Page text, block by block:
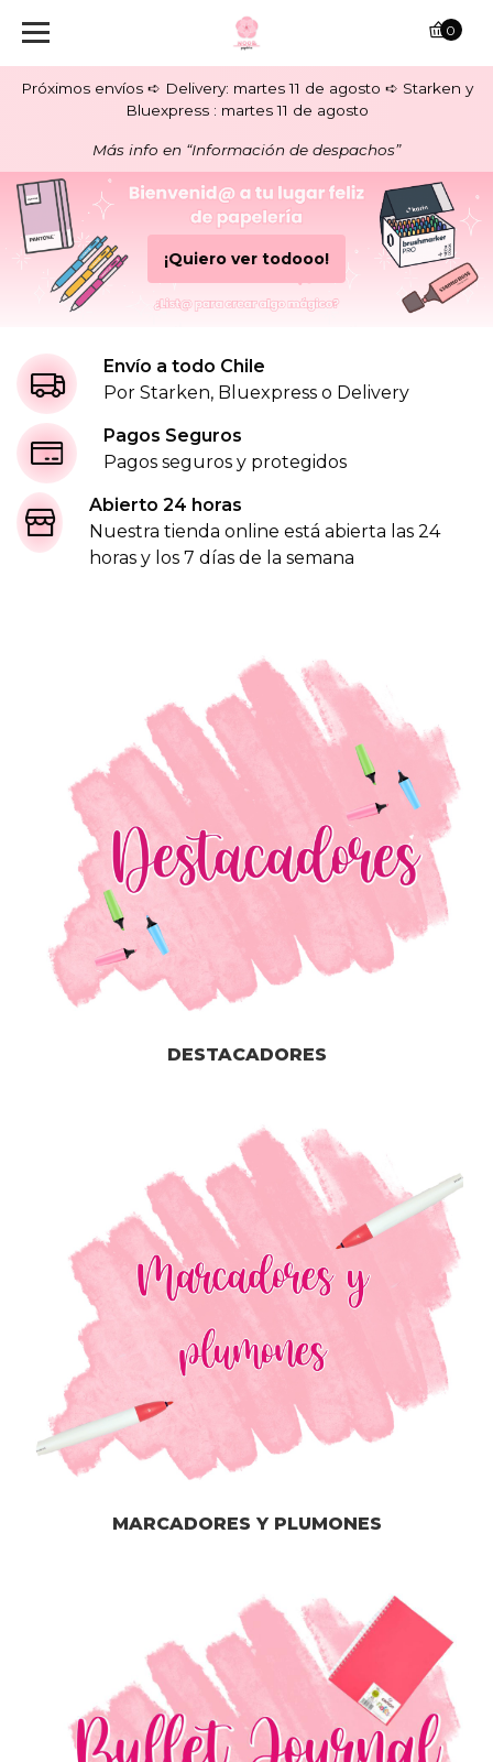
Próximos envíos ➪ Delivery: martes 11 de agosto ➪ Starken y
Bluexpress : martes 11 de agosto
Más info en “Información de despachos”
o
r
P
a
p
e
r
i
a
0
¡Quiero ver todooo!
Envío a todo Chile
Por Starken, Bluexpress o Delivery
Pagos Seguros
Pagos seguros y protegidos
Abierto 24 horas
Nuestra tienda online está abierta las 24
horas y los 7 días de la semana
DESTACADORES
MARCADORES Y PLUMONES